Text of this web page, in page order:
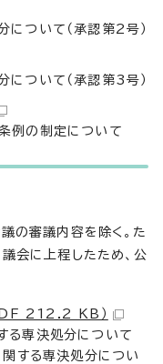
ついて（承認第2号）
ついて（承認第3号）
例の制定について
の審議内容を除く。た
会に上程したため、公
212.2 KB）
る専決処分について
する専決処分につい